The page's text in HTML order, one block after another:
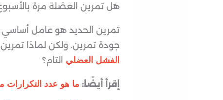
هل تمرين العضلة مرة
تمرين الحديد هو عامل
جودة تمرين. ولكن لماذا
الفشل العضلي التام؟
إقرأ أيضًا: ما هو عدد التكرارات